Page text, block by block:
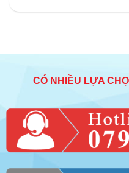
CÓ NHIỀU LỰA